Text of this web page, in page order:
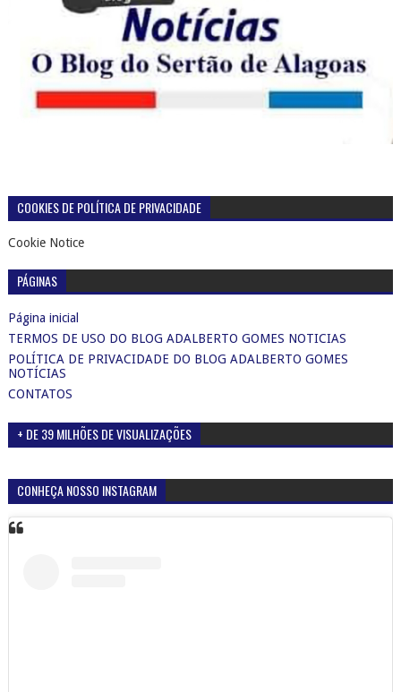
COOKIES DE POLÍTICA DE PRIVACIDADE
Cookie Notice
PÁGINAS
Página inicial
TERMOS DE USO DO BLOG ADALBERTO GOMES NOTICIAS
POLÍTICA DE PRIVACIDADE DO BLOG ADALBERTO GOMES
NOTÍCIAS
CONTATOS
+ DE 39 MILHÕES DE VISUALIZAÇÕES
CONHEÇA NOSSO INSTAGRAM